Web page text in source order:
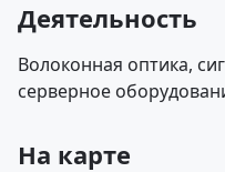
Деятельность
Волоконная оптика,
серверное
На карте